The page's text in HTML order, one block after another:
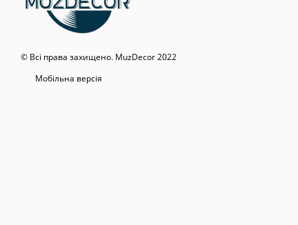
© Всі права захищено. MuzDecor 2022
Мобільна версія